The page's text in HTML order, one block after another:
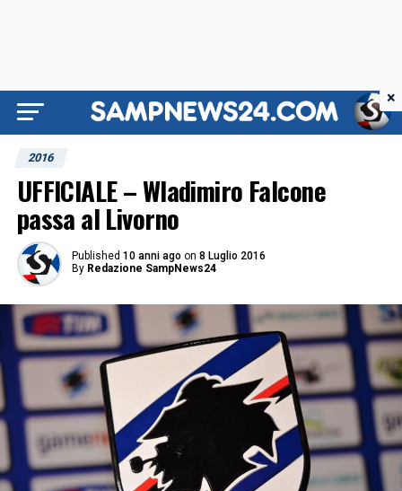
2016
UFFICIALE – Wladimiro Falcone
passa al Livorno
Published 10 anni ago on 8 Luglio 2016
By Redazione SampNews24
×